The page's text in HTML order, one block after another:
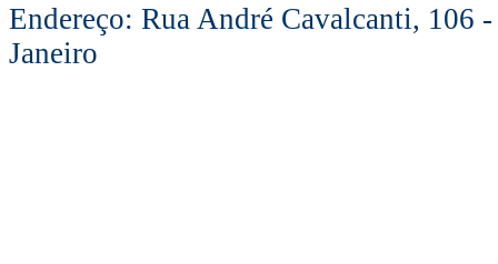
Endereço: Rua André Cavalcanti, 106
Janeiro